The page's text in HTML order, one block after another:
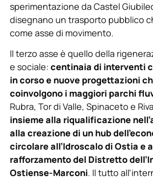
sperimentazione da Castel
disegnano un trasporto pubblico
come asse di movimento.
Il terzo asse è quello della
e sociale: centinaia di interventi
in corso e nuove progettazioni
coinvolgono i maggiori parchi
Rubra, Tor di Valle, Spinaceto e
insieme alla riqualificazione
alla creazione di un hub
circolare all’Idroscalo di Ostia e
rafforzamento del Distretto
Ostiense-Marconi. Il tutto